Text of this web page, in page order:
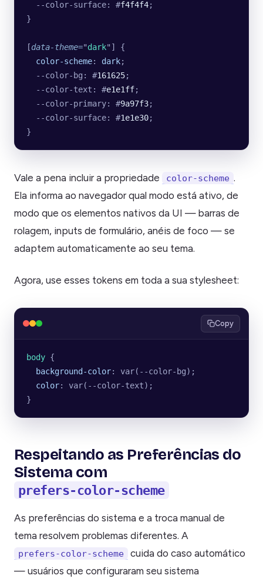
  --color-surface: #
f4f4f4;
}
[data-theme="dark" ] {
  color-scheme
: dark;
  --color-bg: #
161625;
  --color-text: #
e1e1ff;
  --color-primary: #
9a97f3;
  --color-surface: #
1e1e30;
}
Vale a pena incluir a propriedade color-scheme .
Ela informa ao navegador qual modo está ativo, de
modo que os elementos nativos da UI — barras de
rolagem, inputs de formulário, anéis de foco — se
adaptem automaticamente ao seu tema.
Agora, use esses tokens em toda a sua stylesheet:
Copy
body {
  background-color
: var(--color-bg);
  color
: var(--color-text);
}
Respeitando as Preferências do
Sistema com
prefers-color-scheme
As preferências do sistema e a troca manual de
tema resolvem problemas diferentes. A
prefers-color-scheme
cuida do caso automático
— usuários que configuraram seu sistema